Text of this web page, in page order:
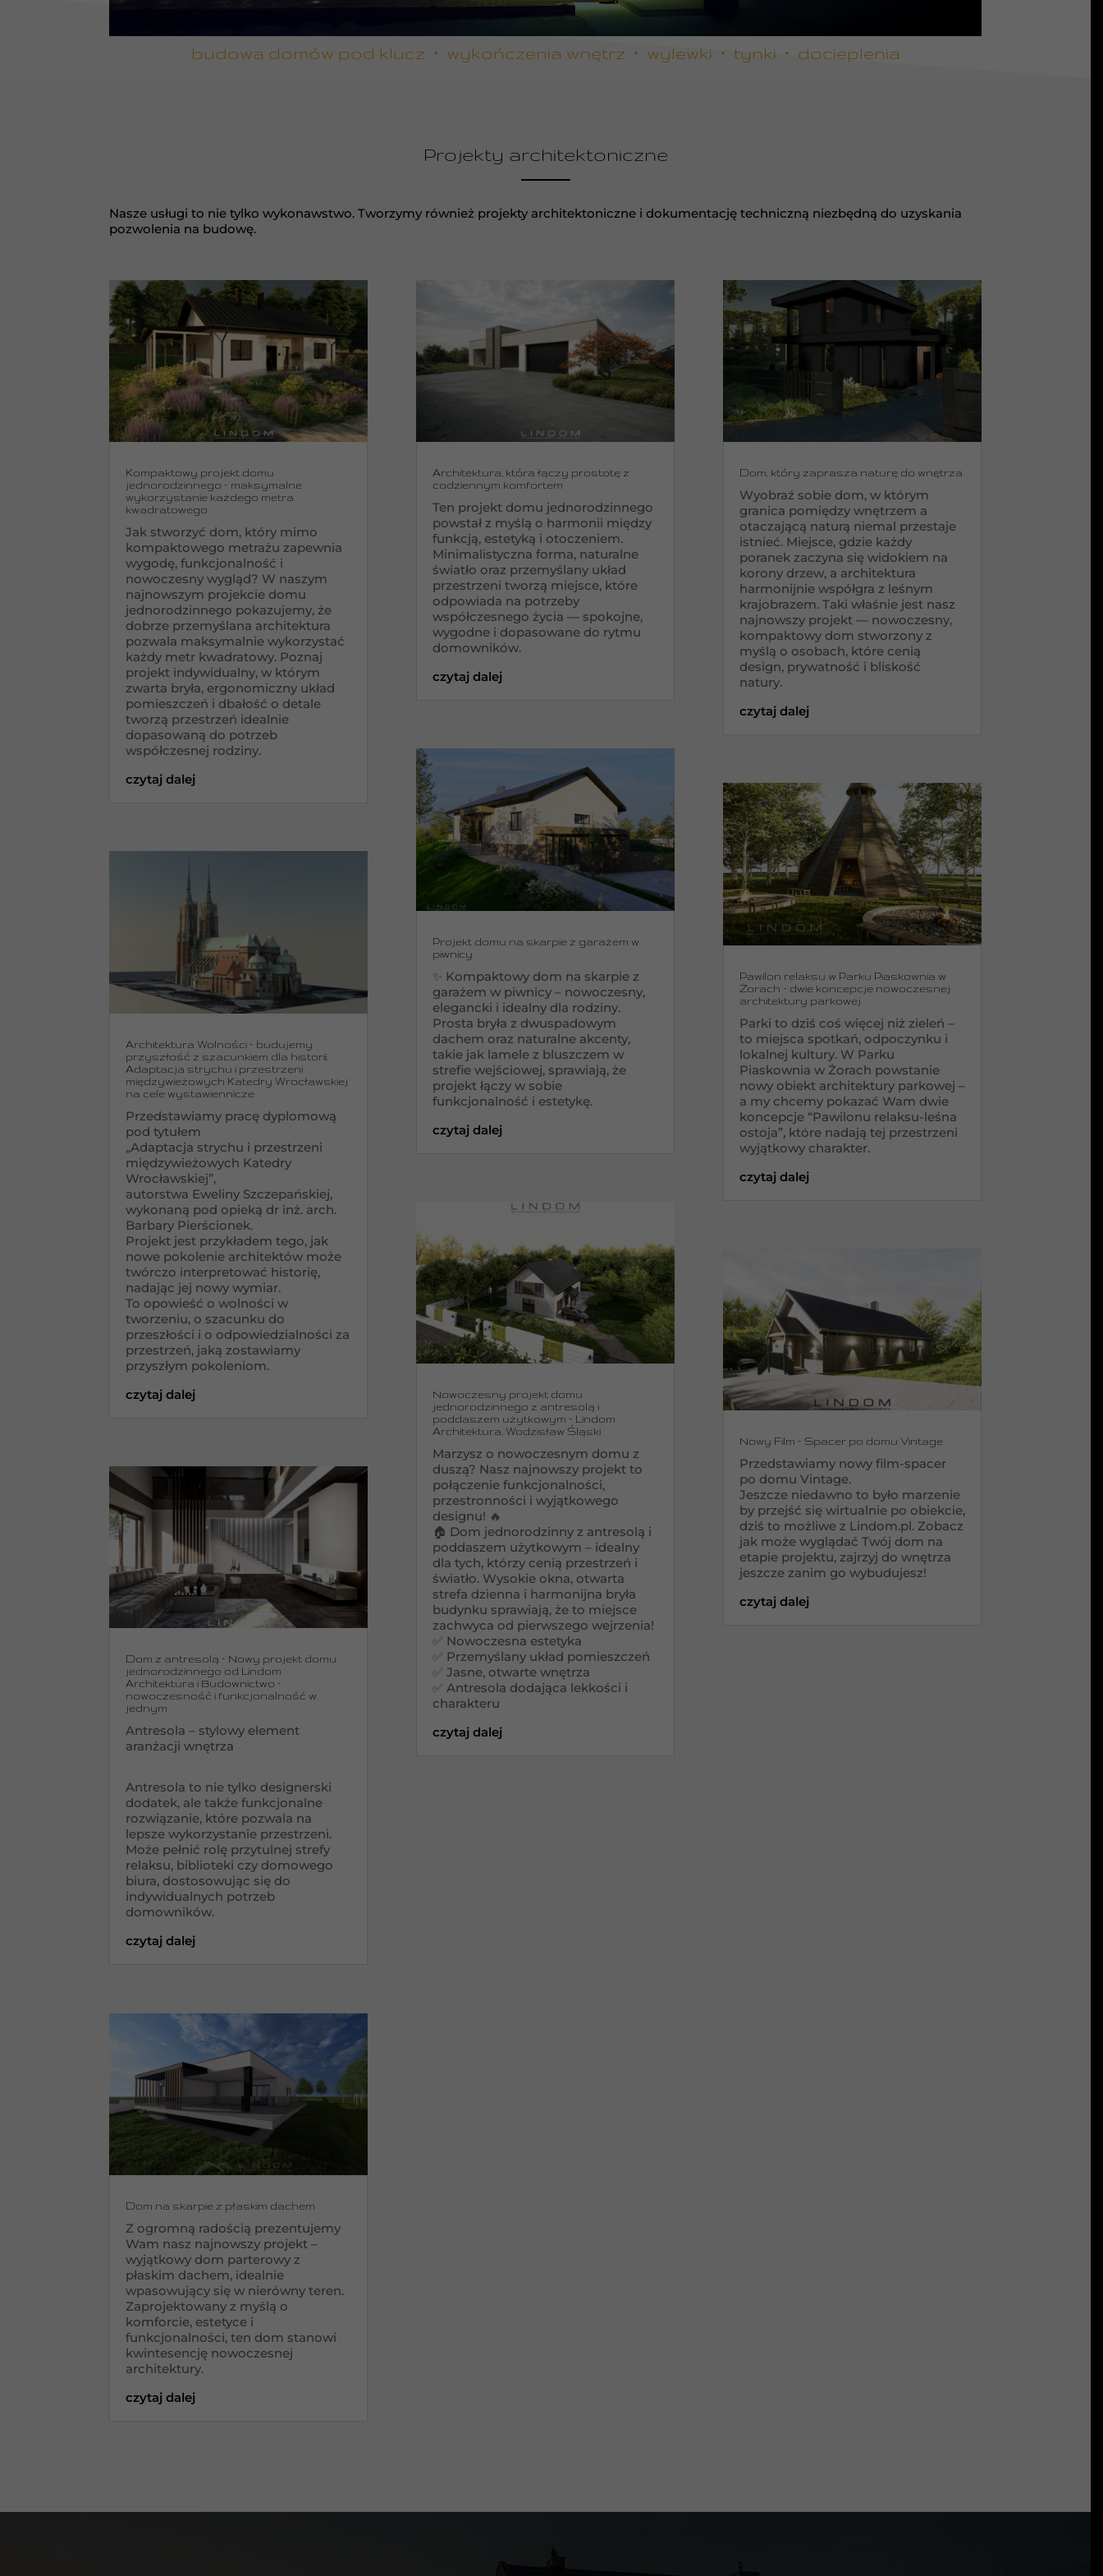
budowa domów pod klucz ∙ wykończenia wnętrz ∙ wylewki ∙ tynki ∙ docieplenia
Projekty architektoniczne
Nasze usługi to nie tylko wykonawstwo. Tworzymy również projekty architektoniczne i dokumentację techniczną niezbędną do uzyskania
pozwolenia na budowę.
Kompaktowy projekt domu
jednorodzinnego – maksymalne
wykorzystanie każdego metra
kwadratowego
Jak stworzyć dom, który mimo
kompaktowego metrażu zapewnia
wygodę, funkcjonalność i
nowoczesny wygląd? W naszym
najnowszym projekcie domu
jednorodzinnego pokazujemy, że
dobrze przemyślana architektura
pozwala maksymalnie wykorzystać
każdy metr kwadratowy. Poznaj
projekt indywidualny, w którym
zwarta bryła, ergonomiczny układ
pomieszczeń i dbałość o detale
tworzą przestrzeń idealnie
dopasowaną do potrzeb
współczesnej rodziny.
czytaj dalej
Architektura Wolności – budujemy
przyszłość z szacunkiem dla historii.
Adaptacja strychu i przestrzeni
międzywieżowych Katedry Wrocławskiej
na cele wystawiennicze
Przedstawiamy pracę dyplomową
pod tytułem
„Adaptacja strychu i przestrzeni
międzywieżowych Katedry
Wrocławskiej”,
autorstwa Eweliny Szczepańskiej,
wykonaną pod opieką dr inż. arch.
Barbary Pierścionek.
Projekt jest przykładem tego, jak
nowe pokolenie architektów może
twórczo interpretować historię,
nadając jej nowy wymiar.
To opowieść o wolności w
tworzeniu, o szacunku do
przeszłości i o odpowiedzialności za
przestrzeń, jaką zostawiamy
przyszłym pokoleniom.
czytaj dalej
Dom z antresolą – Nowy projekt domu
jednorodzinnego od Lindom
Architektura i Budownictwo –
nowoczesność i funkcjonalność w
jednym
Antresola – stylowy element
aranżacji wnętrza
Antresola to nie tylko designerski
dodatek, ale także funkcjonalne
rozwiązanie, które pozwala na
lepsze wykorzystanie przestrzeni.
Może pełnić rolę przytulnej strefy
relaksu, biblioteki czy domowego
biura, dostosowując się do
indywidualnych potrzeb
domowników.
czytaj dalej
Dom na skarpie z płaskim dachem
Z ogromną radością prezentujemy
Wam nasz najnowszy projekt –
wyjątkowy dom parterowy z
płaskim dachem, idealnie
wpasowujący się w nierówny teren.
Zaprojektowany z myślą o
komforcie, estetyce i
funkcjonalności, ten dom stanowi
kwintesencję nowoczesnej
architektury.
czytaj dalej
Architektura, która łączy prostotę z
codziennym komfortem
Ten projekt domu jednorodzinnego
powstał z myślą o harmonii między
funkcją, estetyką i otoczeniem.
Minimalistyczna forma, naturalne
światło oraz przemyślany układ
przestrzeni tworzą miejsce, które
odpowiada na potrzeby
współczesnego życia — spokojne,
wygodne i dopasowane do rytmu
domowników.
czytaj dalej
Projekt domu na skarpie z garażem w
piwnicy
✨ Kompaktowy dom na skarpie z
garażem w piwnicy – nowoczesny,
elegancki i idealny dla rodziny.
Prosta bryła z dwuspadowym
dachem oraz naturalne akcenty,
takie jak lamele z bluszczem w
strefie wejściowej, sprawiają, że
projekt łączy w sobie
funkcjonalność i estetykę.
czytaj dalej
Nowoczesny projekt domu
jednorodzinnego z antresolą i
poddaszem użytkowym – Lindom
Architektura, Wodzisław Śląski
Marzysz o nowoczesnym domu z
duszą? Nasz najnowszy projekt to
połączenie funkcjonalności,
przestronności i wyjątkowego
designu! 🔥
🏠 Dom jednorodzinny z antresolą i
poddaszem użytkowym – idealny
dla tych, którzy cenią przestrzeń i
światło. Wysokie okna, otwarta
strefa dzienna i harmonijna bryła
budynku sprawiają, że to miejsce
zachwyca od pierwszego wejrzenia!
✅ Nowoczesna estetyka
✅ Przemyślany układ pomieszczeń
✅ Jasne, otwarte wnętrza
✅ Antresola dodająca lekkości i
charakteru
czytaj dalej
Dom, który zaprasza naturę do wnętrza
Wyobraź sobie dom, w którym
granica pomiędzy wnętrzem a
otaczającą naturą niemal przestaje
istnieć. Miejsce, gdzie każdy
poranek zaczyna się widokiem na
korony drzew, a architektura
harmonijnie współgra z leśnym
krajobrazem. Taki właśnie jest nasz
najnowszy projekt — nowoczesny,
kompaktowy dom stworzony z
myślą o osobach, które cenią
design, prywatność i bliskość
natury.
czytaj dalej
Pawilon relaksu w Parku Piaskownia w
Żorach – dwie koncepcje nowoczesnej
architektury parkowej
Parki to dziś coś więcej niż zieleń –
to miejsca spotkań, odpoczynku i
lokalnej kultury. W Parku
Piaskownia w Żorach powstanie
nowy obiekt architektury parkowej –
a my chcemy pokazać Wam dwie
koncepcje “Pawilonu relaksu-leśna
ostoja”, które nadają tej przestrzeni
wyjątkowy charakter.
czytaj dalej
Nowy Film – Spacer po domu Vintage
Przedstawiamy nowy film-spacer
po domu Vintage.
Jeszcze niedawno to było marzenie
by przejść się wirtualnie po obiekcie,
dziś to możliwe z Lindom.pl. Zobacz
jak może wyglądać Twój dom na
etapie projektu, zajrzyj do wnętrza
jeszcze zanim go wybudujesz!
czytaj dalej